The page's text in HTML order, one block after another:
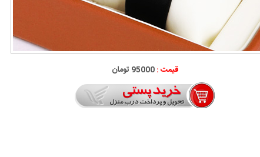
قیمت :95000 تومان